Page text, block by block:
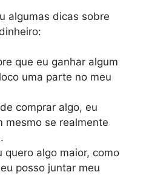
algumas dicas sobre
que eu ganhar algum
uma parte no meu
comprar algo, eu
mesmo se realmente
quero algo maior, como
posso juntar meu